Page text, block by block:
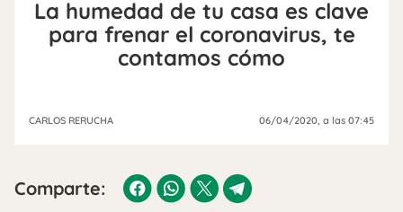
La humedad de tu casa es clave
para frenar el coronavirus, te
contamos cómo
CARLOS RERUCHA 06/04/2020 , a las 07:45
Comparte: